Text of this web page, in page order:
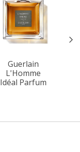
Guerlain
L'Homme
Idéal Parfum